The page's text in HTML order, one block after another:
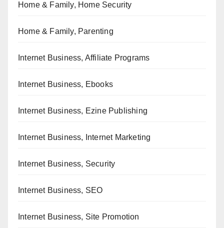
Home & Family, Home Security
Home & Family, Parenting
Internet Business, Affiliate Programs
Internet Business, Ebooks
Internet Business, Ezine Publishing
Internet Business, Internet Marketing
Internet Business, Security
Internet Business, SEO
Internet Business, Site Promotion